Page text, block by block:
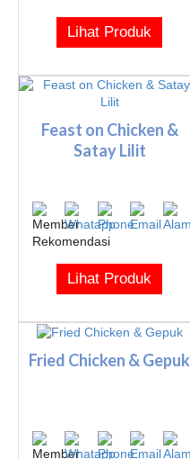
Lihat Produk
Feast on Chicken &
Satay Lilit
Lihat Produk
Fried Chicken & Gepuk